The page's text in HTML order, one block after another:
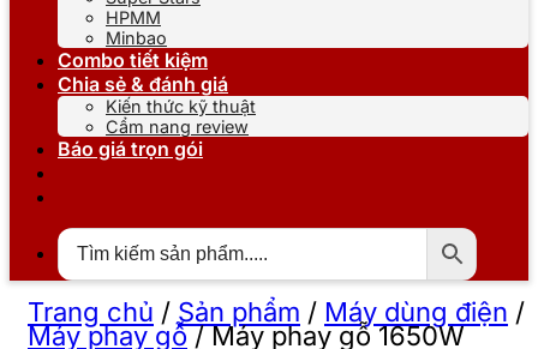
HPMM
Minbao
Combo tiết kiệm
Chia sẻ & đánh giá
Kiến thức kỹ thuật
Cẩm nang review
Báo giá trọn gói
Trang chủ / Sản phẩm / Máy dùng điện /
Máy phay gỗ/Máy phay gỗ 1650W